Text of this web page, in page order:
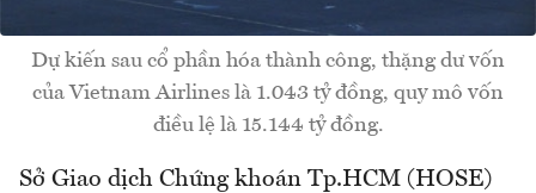
Dự kiến sau cổ phần hóa thành công, thặng dư vốn
của Vietnam Airlines là 1.043 tỷ đồng, quy mô vốn
điều lệ là 15.144 tỷ đồng.
Sở Giao dịch Chứng khoán Tp.HCM (HOSE)